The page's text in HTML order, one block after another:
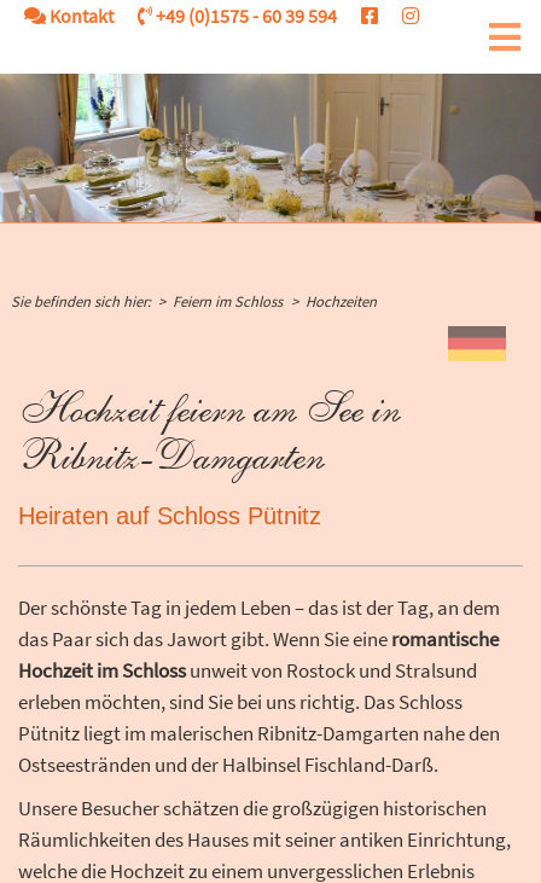
Kontakt +49 (0)1575 - 60 39 594
Sie befinden sich hier: Feiern im Schloss Hochzeiten
DE
Hochzeit feiern am See in
Ribnitz-Damgarten
Heiraten auf Schloss Pütnitz
Der schönste Tag in jedem Leben – das ist der Tag, an dem
das Paar sich das Jawort gibt. Wenn Sie eineromantische
Hochzeit im Schlossunweit von Rostock und Stralsund
erleben möchten, sind Sie bei uns richtig. Das Schloss
Pütnitz liegt im malerischen Ribnitz-Damgarten nahe den
Ostseestränden und der Halbinsel Fischland-Darß.
Unsere Besucher schätzen die großzügigen historischen
Räumlichkeiten des Hauses mit seiner antiken Einrichtung,
welche die Hochzeit zu einem unvergesslichen Erlebnis